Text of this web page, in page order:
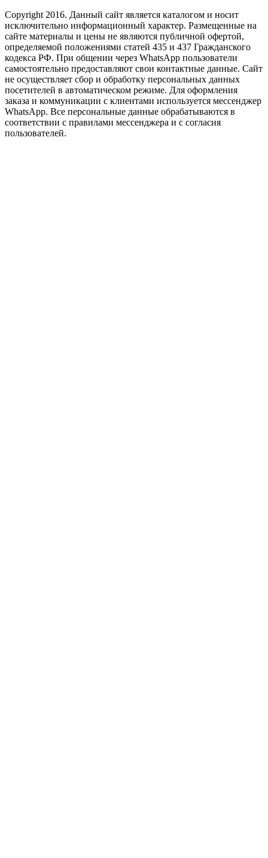
Copyright 2016. Данный сайт является каталогом и носит
исключительно информационный характер. Размещенные на
сайте материалы и цены не являются публичной офертой,
определяемой положениями статей 435 и 437 Гражданского
кодекса РФ. При общении через WhatsApp пользователи
самостоятельно предоставляют свои контактные данные. Сайт
не осуществляет сбор и обработку персональных данных
посетителей в автоматическом режиме. Для оформления
заказа и коммуникации с клиентами используется мессенджер
WhatsApp. Все персональные данные обрабатываются в
соответствии с правилами мессенджера и с согласия
пользователей.